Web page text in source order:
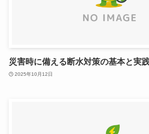
災害時に備える断水対策の基本と実
2025年10月12日